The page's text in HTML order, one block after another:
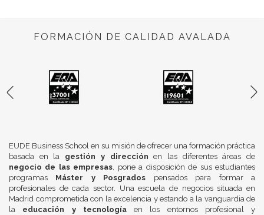
FORMACIÓN DE CALIDAD AVALADA
EUDE Business School en su misión de ofrecer una formación práctica
basada en la gestión y dirección en las diferentes áreas de
negocio de las empresas, pone a disposición de sus estudiantes
programas Máster y Posgrados pensados para formar a
profesionales de cada sector. Una escuela de negocios situada en
Madrid comprometida con la excelencia y estando a la vanguardia de
la educación y tecnologíaen los entornos profesional y